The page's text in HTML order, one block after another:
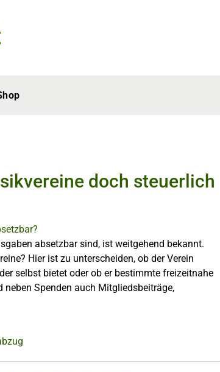
doch steuerlich
absetzbar sind, ist weitgehend bekannt.
Hier ist zu unterscheiden, ob der Verein
selbst bietet oder ob er bestimmte freizeitnahe
neben Spenden auch Mitgliedsbeiträge,